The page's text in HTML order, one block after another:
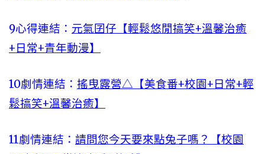
9心得連結： 元氣囝仔【輕鬆悠閒搞笑+溫馨治癒
+日常+青年動漫】
10劇情連結： 搖曳露營△【美食番+校園+日常+輕
鬆搞笑+溫馨治癒】
11劇情連結： 請問您今天要來點兔子嗎？【校園